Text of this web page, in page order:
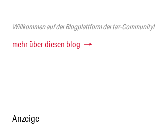
Willkommen auf der Blogplattform der taz-Community!
mehr über diesen blog
Anzeige